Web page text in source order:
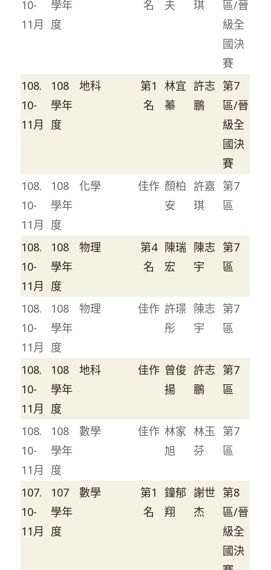
10-
11月
學年
度
名 夫 琪
區/晉
級全
國決
賽
108.
10-
11月
108
學年
度
地科
第1
名
林宜
蓁
許志
鵬
第7
區/晉
級全
國決
賽
108.
10-
11月
108
學年
度
化學 佳作 顏柏
安
許嘉
琪
第7
區
108.
10-
11月
108
學年
度
物理
第4
名
陳瑞
宏
陳志
宇
第7
區
108.
10-
11月
108
學年
度
物理 佳作 許璟
彤
陳志
宇
第7
區
108.
10-
11月
108
學年
度
地科 佳作 曾俊
揚
許志
鵬
第7
區
108.
10-
11月
108
學年
度
數學 佳作 林家
旭
林玉
芬
第7
區
107.
10-
11月
107
學年
度
數學
第1
名
鐘郁
翔
謝世
杰
第8
區/晉
級全
國決